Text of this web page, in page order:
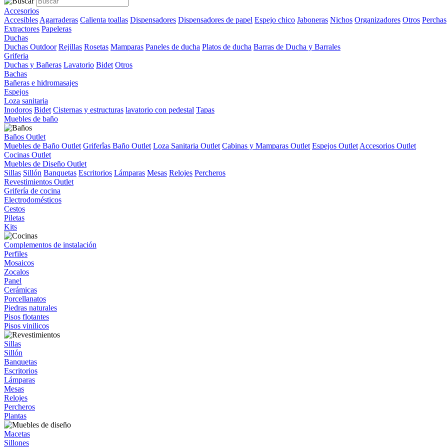
Accesorios
Accesibles Agarraderas Calienta toallas Dispensadores Dispensadores de papel Espejo chico Jaboneras Nichos Organizadores Otros Perchas
Extractores Papeleras
Duchas
Duchas Outdoor Rejillas Rosetas Mamparas Paneles de ducha Platos de ducha Barras de Ducha y Barrales
Griferia
Duchas y Bañeras Lavatorio Bidet Otros
Bachas
Bañeras e hidromasajes
Espejos
Loza sanitaria
Inodoros Bidet Cisternas y estructuras lavatorio con pedestal Tapas
Muebles de baño
Baños Outlet
Muebles de Baño Outlet Griferîas Baño Outlet Loza Sanitaria Outlet Cabinas y Mamparas Outlet Espejos Outlet Accesorios Outlet
Cocinas Outlet
Muebles de Diseño Outlet
Sillas Sillón Banquetas Escritorios Lámparas Mesas Relojes Percheros
Revestimientos Outlet
Grifería de cocina
Electrodomésticos
Cestos
Piletas
Kits
Complementos de instalación
Perfiles
Mosaicos
Zocalos
Panel
Cerámicas
Porcellanatos
Piedras naturales
Pisos flotantes
Pisos vinilicos
Sillas
Sillón
Banquetas
Escritorios
Lámparas
Mesas
Relojes
Percheros
Plantas
Macetas
Sillones